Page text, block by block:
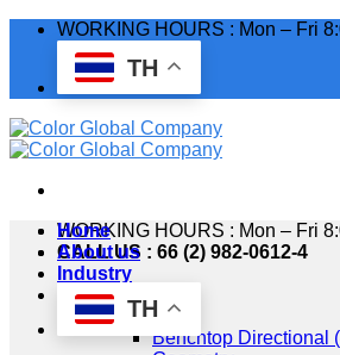
Skip
WORKING HOURS : Mon – Fri
TH
WORKING HOURS : Mon – Fri
CALL US : 66 (2) 982-0612-4
TH
Home
About us
Industry
Products
HunterLab
Benchtop Directional